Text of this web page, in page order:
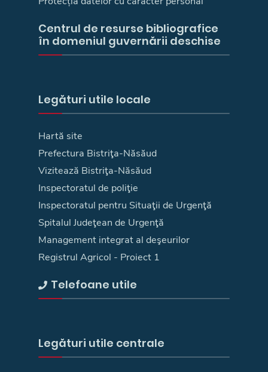
Centrul de resurse bibliografice
în domeniul guvernării deschise
Legături utile locale
Hartă site
Prefectura Bistriţa-Năsăud
Vizitează Bistriţa-Năsăud
Inspectoratul de poliţie
Inspectoratul pentru Situaţii de Urgenţă
Spitalul Judeţean de Urgenţă
Management integrat al deşeurilor
Registrul Agricol - Proiect 1
Telefoane utile
Legături utile centrale